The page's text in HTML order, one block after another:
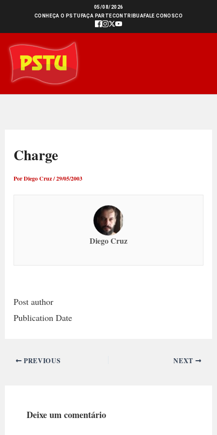
conteúdo
05/08/2026
CONHEÇA O PSTU FAÇA PARTECONTRIBUAFALE CONOSCO
Charge
PorDiego Cruz/29/05/2003
Diego Cruz
Post author
Publication Date
PREVIOUS NEXT
Deixe um comentário